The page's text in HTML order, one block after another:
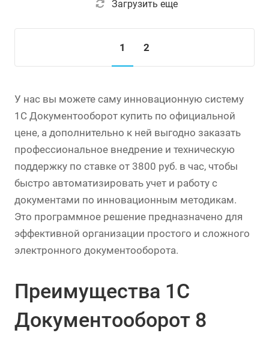
Загрузить еще
1 2
У нас вы можете саму инновационную систему
1С Документооборот купить по официальной
цене, а дополнительно к ней выгодно заказать
профессиональное внедрение и техническую
поддержку по ставке от 3800 руб. в час, чтобы
быстро автоматизировать учет и работу с
документами по инновационным методикам.
Это программное решение предназначено для
эффективной организации простого и сложного
электронного документооборота.
Преимущества 1С
Документооборот 8